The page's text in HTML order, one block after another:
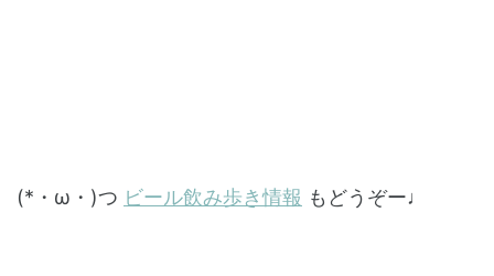
(*・ω・)つ ビール飲み歩き情報 もどうぞー♩